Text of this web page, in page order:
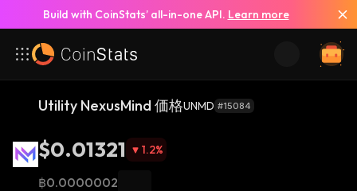
Build with CoinStats’ all-in-one API. Learn more
Utility NexusMind 価格UNMD #15084
$0.01321 1.2%
฿0.0000002